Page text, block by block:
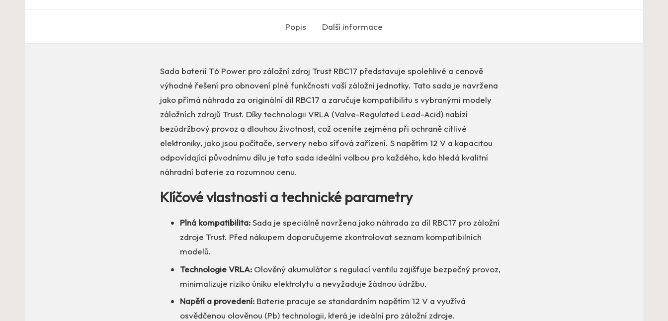
Popis Další informace
Sada baterií T6 Power pro záložní zdroj Trust RBC17 představuje spolehlivé a cenově
výhodné řešení pro obnovení plné funkčnosti vaší záložní jednotky. Tato sada je navržena
jako přímá náhrada za originální díl RBC17 a zaručuje kompatibilitu s vybranými modely
záložních zdrojů Trust. Díky technologii VRLA (Valve-Regulated Lead-Acid) nabízí
bezúdržbový provoz a dlouhou životnost, což oceníte zejména při ochraně citlivé
elektroniky, jako jsou počítače, servery nebo síťová zařízení. S napětím 12 V a kapacitou
odpovídající původnímu dílu je tato sada ideální volbou pro každého, kdo hledá kvalitní
náhradní baterie za rozumnou cenu.
Klíčové vlastnosti a technické parametry
Plná kompatibilita:Sada je speciálně navržena jako náhrada za díl RBC17 pro záložní
zdroje Trust. Před nákupem doporučujeme zkontrolovat seznam kompatibilních
modelů.
Technologie VRLA: Olověný akumulátor s regulací ventilu zajišťuje bezpečný provoz,
minimalizuje riziko úniku elektrolytu a nevyžaduje žádnou údržbu.
Napětí a provedení: Baterie pracuje se standardním napětím 12 V a využívá
osvědčenou olověnou (Pb) technologii, která je ideální pro záložní zdroje.